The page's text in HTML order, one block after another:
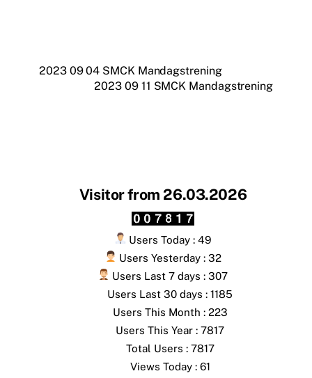
2023 09 04 SMCK Mandagstrening
2023 09 11 SMCK Mandagstrening
Visitor from 26.03.2026
Users Today : 49
Users Yesterday : 32
Users Last 7 days : 307
Users Last 30 days : 1185
Users This Month : 223
Users This Year : 7817
Total Users : 7817
Views Today : 61